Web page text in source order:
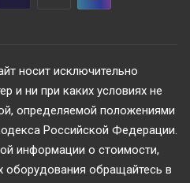
носит исключительно
и ни при каких условиях не
определяемой положениями
Российской Федерации.
информации о стоимости,
оборудования обращайтесь в